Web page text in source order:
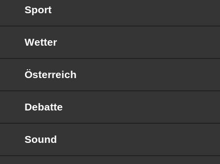
Sport
Wetter
Österreich
Debatte
Sound